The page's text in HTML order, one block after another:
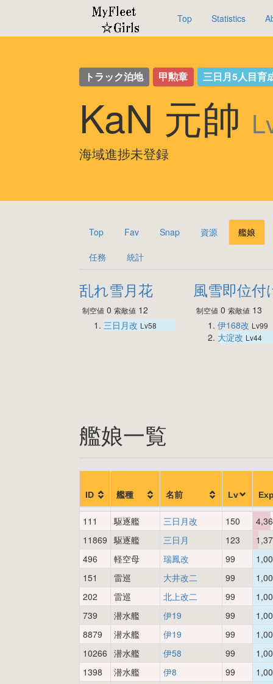
Top Statistics
トラック泊地 甲勲章 三日月5人目育
KaN 元帥
海域進捗未登録
Top Fav Snap 資源 艦娘
任務 統計
乱れ雪月花
制空値 0 索敵値 12
三日月改 Lv58
風雪即位付
制空値 0索敵値 13
伊168改 Lv99
大淀改 Lv44
艦娘一覧
ID 艦種 名前 Lv
111 駆逐艦 三日月改 150
11869 駆逐艦 三日月 123
496
軽空母 瑞鳳改 99
151
雷巡 大井改二 99
202
雷巡 北上改二 99
739
潜水艦 伊19 99
8879
潜水艦 伊19 99
10266 潜水艦 伊58 99
1398
潜水艦 伊8 99